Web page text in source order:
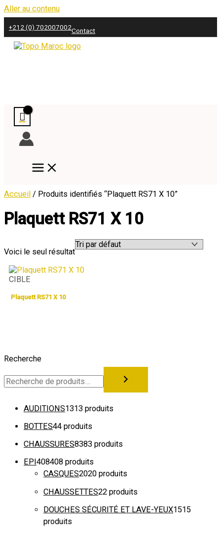
Aller au contenu
+212 (0) 702007002Contact
Recherche
AUDITIONS1313 produits
BOTTES44 produits
CHAUSSURES8383 produits
EPI 408408 produits
CASQUES2020 produits
CHAUSSETTES22 produits
DOUCHES SÉCURITÉ ET LAVE-YEUX1515
produits
Accueil / Produits identifiés “Plaquett RS71 X 10”
Plaquett RS71 X 10
Voici le seul résultat
CIBLE
Plaquett RS71 X 10